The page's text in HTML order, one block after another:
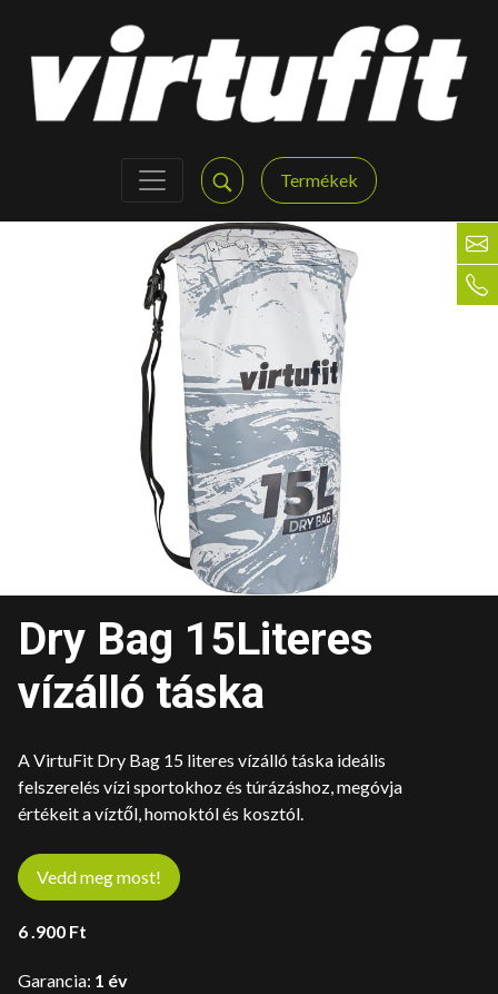
Termékek
Dry Bag 15Literes
vízálló táska
A VirtuFit Dry Bag 15 literes vízálló táska ideális
felszerelés vízi sportokhoz és túrázáshoz, megóvja
értékeit a víztől, homoktól és kosztól.
Vedd meg most!
6 .900 Ft
Garancia: 1 év